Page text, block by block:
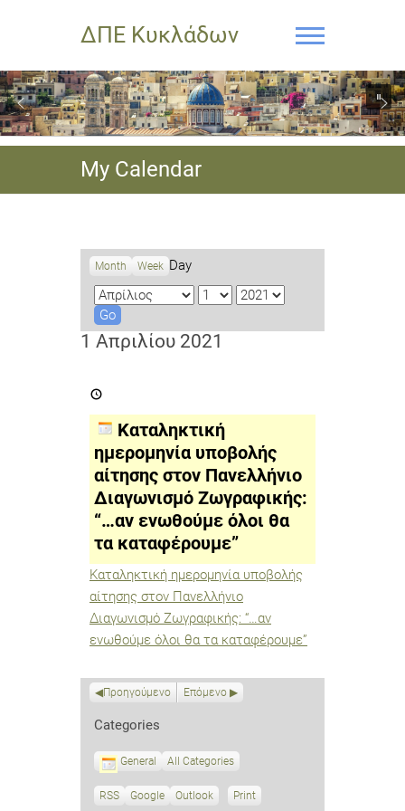
ΔΠΕ Κυκλάδων
My Calendar
Month Week Day
M
o
n
D
y
Y
a
1 Απριλίου 2021
ημερομηνία
αίτησης
στον
Πανελλήνιο
Διαγωνισμό
Ζωγραφικής:
ενωθούμε
όλοι
θα
καταφέρουμε”
Καταληκτική
ημερομηνία υποβολής
αίτησης στον Πανελλήνιο
Διαγωνισμό Ζωγραφικής:
“…αν ενωθούμε όλοι θα
τα καταφέρουμε”
Καταληκτική ημερομηνία υποβολής
αίτησης στον Πανελλήνιο
Διαγωνισμό Ζωγραφικής: “…αν
ενωθούμε όλοι θα τα καταφέρουμε”
Προηγούμενο Επόμενο
Categories
General All Categories
RSS
S
Google
S
Outlook Print